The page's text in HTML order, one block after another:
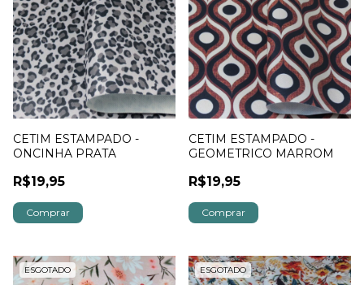
CETIM ESTAMPADO -
ONCINHA PRATA
R$19,95
CETIM ESTAMPADO -
GEOMETRICO MARROM
R$19,95
ESGOTADO ESGOTADO